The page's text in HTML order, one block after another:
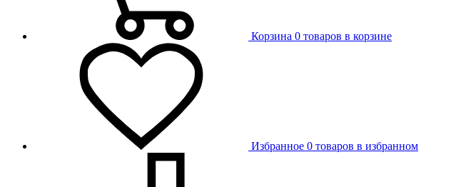
Корзина 0 товаров в корзине
Избранное 0 товаров в избранном